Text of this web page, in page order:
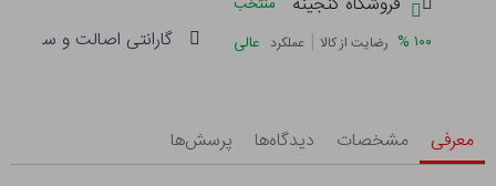
۱۰۰ % رضایت از کالا | عملکرد عالی گارانتی اصالت و سلامت
معرفی مشخصات دیدگاه‌ها پرسش‌ها